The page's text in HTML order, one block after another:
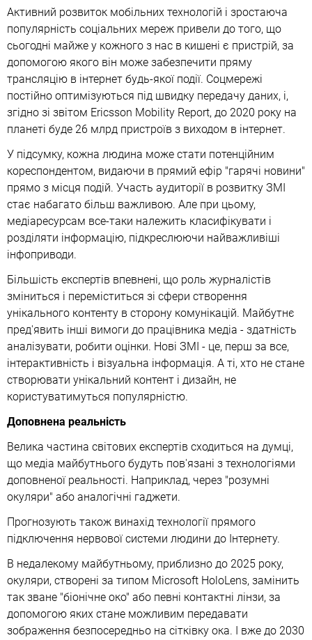
Активний розвиток мобільних технологій і зростаюча
популярність соціальних мереж привели до того, що
сьогодні майже у кожного з нас в кишені є пристрій, за
допомогою якого він може забезпечити пряму
трансляцію в інтернет будь-якої події. Соцмережі
постійно оптимізуються під швидку передачу даних, і,
згідно зі звітом Ericsson Mobility Report, до 2020 року на
планеті буде 26 млрд пристроїв з виходом в інтернет.
У підсумку, кожна людина може стати потенційним
кореспондентом, видаючи в прямий ефір "гарячі новини"
прямо з місця подій. Участь аудиторії в розвитку ЗМІ
стає набагато більш важливою. Але при цьому,
медіаресурсам все-таки належить класифікувати і
розділяти інформацію, підкреслюючи найважливіші
інфоприводи.
Більшість експертів впевнені, що роль журналістів
зміниться і переміститься зі сфери створення
унікального контенту в сторону комунікацій. Майбутнє
пред'явить інші вимоги до працівника медіа - здатність
аналізувати, робити оцінки. Нові ЗМІ - це, перш за все,
інтерактивність і візуальна інформація. А ті, хто не стане
створювати унікальний контент і дизайн, не
користуватимуться популярністю.
Доповнена реальність
Велика частина світових експертів сходиться на думці,
що медіа майбутнього будуть пов'язані з технологіями
доповненої реальності. Наприклад, через "розумні
окуляри" або аналогічні гаджети.
Прогнозують також винахід технології прямого
підключення нервової системи людини до Інтернету.
В недалекому майбутньому, приблизно до 2025 року,
окуляри, створені за типом Microsoft HoloLens, замінить
так зване "біонічне око" або певні контактні лінзи, за
допомогою яких стане можливим передавати
зображення безпосередньо на сітківку ока. І вже до 2030